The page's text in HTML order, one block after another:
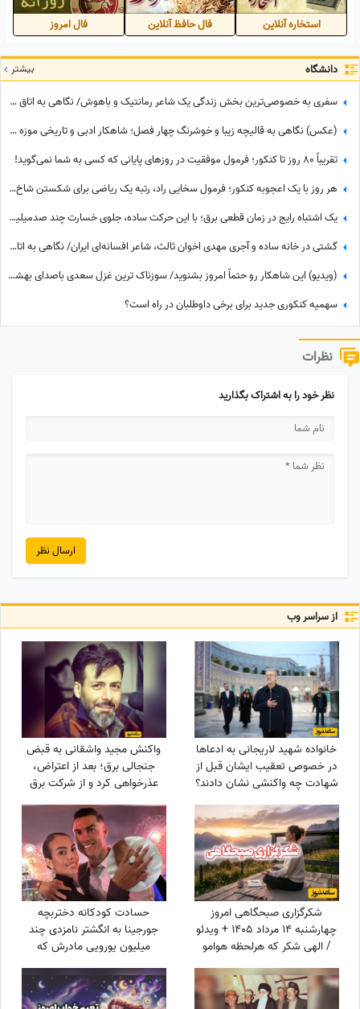
استخاره آنلاین فال حافظ آنلاین فال امروز
دانشگاه بیشتر
سفری به خصوصی‌ترین بخش زندگی یک شاعر رمانتیک و باهوش/ نگاهی به اتاق کارِ زیرشیروانی احمد شاملو با قفسه های چوبی و تلویزیون رنگی دهه شصتی😍
(عکس) نگاهی به قالیچه زیبا و خوشرنگ چهار فصل؛ شاهکار ادبی و تاریخی موزه فرش ایران/ فرش افسانه‌ای با هنر دست تبریزی ها😍
تقریباً 80 روز تا کنکور؛ فرمول موفقیت در روزهای پایانی که کسی به شما نمی‌گوید!
هر روز با یک اعجوبه کنکور؛ فرمول سخایی راد، رتبه یک ریاضی برای شکستن شاخ غولِ کنکور: روزی 8 تا 10 ساعت درس می‌خواندم و...
یک اشتباه رایج در زمان قطعی برق؛ با این حرکت ساده، جلوی خسارت چند صدمیلیونی را بگیرید
گشتی در خانه ساده و آجری مهدی اخوان ثالث، شاعر افسانه‌ای ایران/ نگاهی به اتاق کارِ نُقلی او با قفسه های فلزی و میز چوبی نوستالژیک😍
(ویدیو) این شاهکار رو حتماً امروز بشنوید/ سوزناک ترین غزل سعدی باصدای بهشتی شهرام ناظری، شوالیه آواز ایران: من خود به چشم خویشتن، دیدم که جانم می‌رود😍
سهمیه کنکوری جدید برای برخی داوطلبان در راه است؟
نظرات
نظر خود را به اشتراک بگذارید
ارسال نظر
از سراسر وب
خانواده شهید لاریجانی به ادعاها
در خصوص تعقیب ایشان قبل از
شهادت چه واکنشی نشان دادند؟
واکنش مجید واشقانی به قبض
جنجالی برق؛ بعد از اعتراض،
عذرخواهی کرد و از شرکت برق
تشکر کرد
شکرگزاری صبحگاهی امروز
چهارشنبه 14 مرداد 1405 + ویدئو
/ الهی شکر که هرلحظه هوامو
داشتی؛ حتی لحظاتی که خودم
خودمو فراموش کرده بودم
حسادت کودکانه دختربچه
جورجینا به انگشتر نامزدی چند
میلیون یورویی مادرش که
رونالدو به او هدیه داده بود!